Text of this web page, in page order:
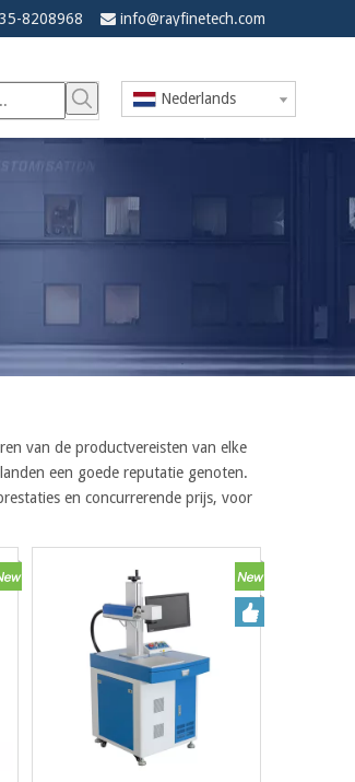
8208968  info@rayfinetech.com
Nederlands
van de productvereisten van elke
een goede reputatie genoten.
en concurrerende prijs, voor